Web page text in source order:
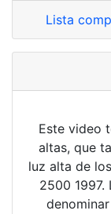
Lista
Este video
altas, que
luz alta de
2500 1997.